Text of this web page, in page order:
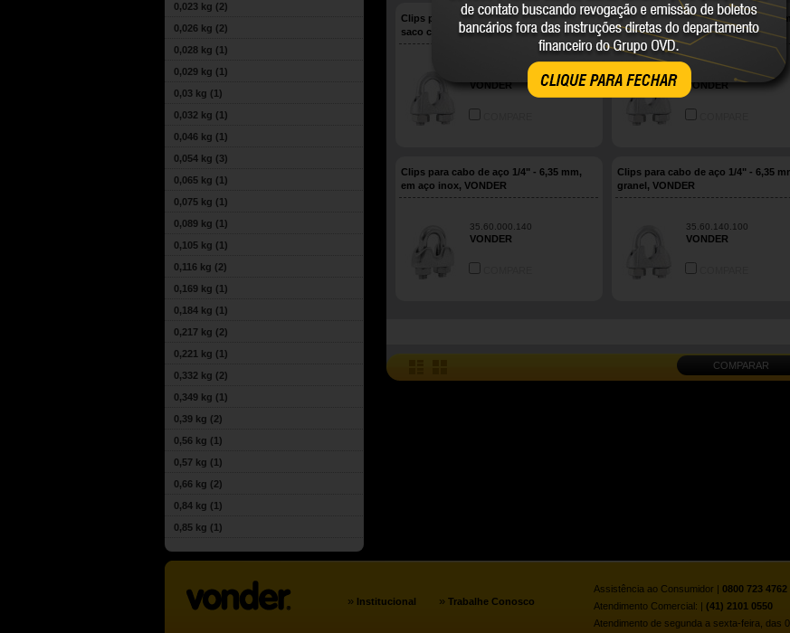
CLIQUE PARA FECHAR
0,023 kg (2)
0,026 kg (2)
0,028 kg (1)
0,029 kg (1)
0,03 kg (1)
0,032 kg (1)
0,046 kg (1)
0,054 kg (3)
0,065 kg (1)
0,075 kg (1)
0,089 kg (1)
0,105 kg (1)
0,116 kg (2)
0,169 kg (1)
0,184 kg (1)
0,217 kg (2)
0,221 kg (1)
0,332 kg (2)
0,349 kg (1)
0,39 kg (2)
0,56 kg (1)
0,57 kg (1)
0,66 kg (2)
0,84 kg (1)
0,85 kg (1)
Clips para cabo de aço 1/2" - 12,70 mm,
saco com 300 peças, VONDER
35.60.120.100
VONDER
Clips para cabo de aço 1/2" - 12,70
VONDER
35.60.120.000
VONDER
Clips para cabo de aço 1/4" - 6,35 mm,
em aço inox, VONDER
35.60.000.140
VONDER
Clips para cabo de aço 1/4" - 6,35
granel, VONDER
35.60.140.100
VONDER
COMPARAR
» Institucional » Trabalhe Conosco
Assistência ao Consumidor | 0800 723 4762
Atendimento Comercial: | (41) 2101 0550
Atendimento de segunda a sexta-feira, das